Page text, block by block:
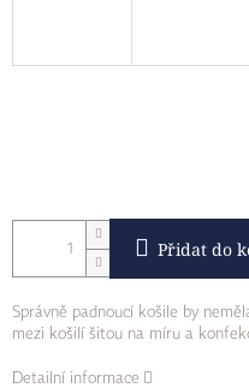
Přidat do
Správně padnoucí košile by
mezi košilí šitou na míru a
Detailní informace